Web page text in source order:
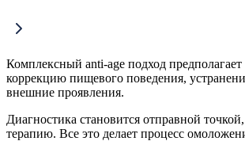
Комплексный anti-age подход
коррекцию пищевого поведения,
внешние проявления.
Диагностика становится отправной
терапию. Все это делает процесс